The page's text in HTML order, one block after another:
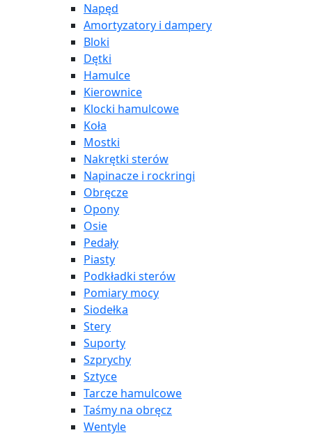
Napęd
Amortyzatory i dampery
Bloki
Dętki
Hamulce
Kierownice
Klocki hamulcowe
Koła
Mostki
Nakrętki sterów
Napinacze i rockringi
Obręcze
Opony
Osie
Pedały
Piasty
Podkładki sterów
Pomiary mocy
Siodełka
Stery
Suporty
Szprychy
Sztyce
Tarcze hamulcowe
Taśmy na obręcz
Wentyle